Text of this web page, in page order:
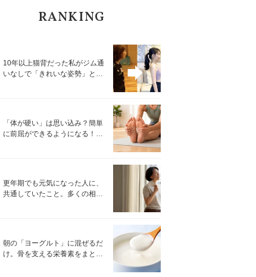
RANKING
10年以上猫背だった私がジム通
いなしで「きれいな姿勢」と褒
「体が硬い」は思い込み？簡単
に前屈ができるようになる！腿
更年期でも元気になった人に、
共通していたこと。多くの相談
朝の「ヨーグルト」に混ぜるだ
け。骨を支える栄養素をまとめ